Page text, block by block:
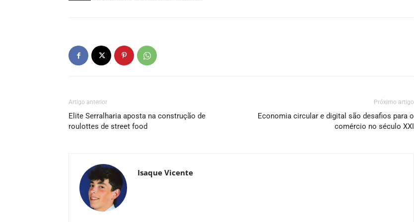
Artigo anterior
Elite Serralharia aposta na construção de
roulottes de street food
Próximo artigo
Economia circular e digital são desafios para o
comércio no século XXI
Isaque Vicente